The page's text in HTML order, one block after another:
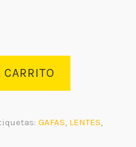
GAFAS LENTES